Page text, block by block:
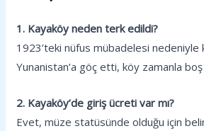
1. Kayaköy neden terk edildi?
1923’teki nüfus mübadelesi nedeniyle
Yunanistan’a göç etti, köy zamanla boş
2. Kayaköy’de giriş ücreti var mı?
Evet, müze statüsünde olduğu için